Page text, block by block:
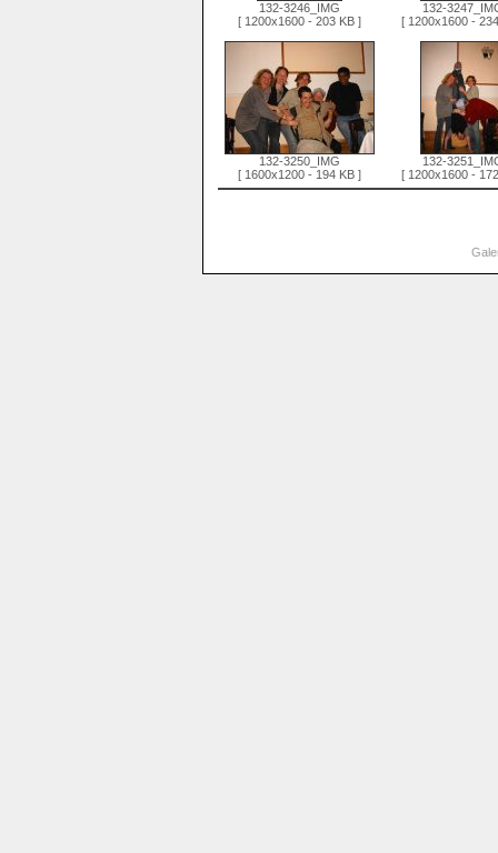
132-3246_IMG
[ 1200x1600 - 203 KB ]
132-
[ 1200x1600 -
132-3250_IMG
[ 1600x1200 - 194 KB ]
132-
[ 1200x1600 -